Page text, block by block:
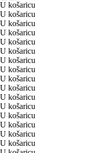
U košaricu
U košaricu
U košaricu
U košaricu
U košaricu
U košaricu
U košaricu
U košaricu
U košaricu
U košaricu
U košaricu
U košaricu
U košaricu
U košaricu
U košaricu
U košaricu